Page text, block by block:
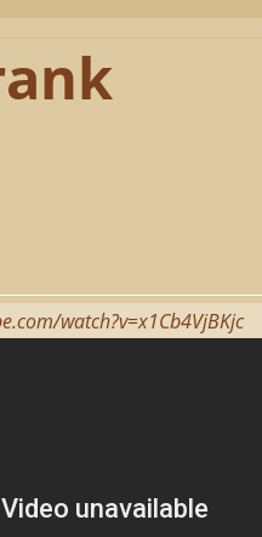
watch?v=x1Cb4VjBKjc